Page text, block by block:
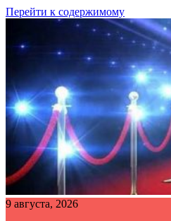
Перейти к содержимому
9 августа, 2026